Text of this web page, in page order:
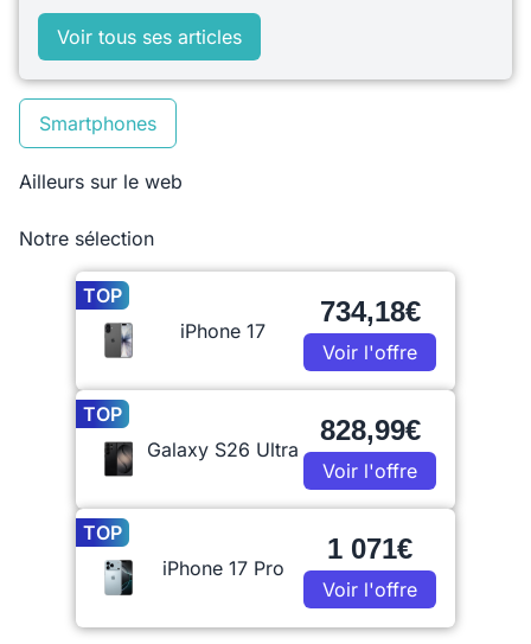
Voir tous ses articles
Smartphones
Ailleurs sur le web
Notre sélection
TOP
iPhone 17
734,18€
Voir l'offre
TOP
Galaxy S26 Ultra
828,99€
Voir l'offre
TOP
iPhone 17 Pro
1 071€
Voir l'offre